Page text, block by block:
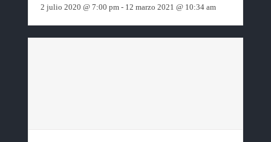
2 julio 2020 @ 7:00 pm- 12 marzo 2021 @ 10:34 am